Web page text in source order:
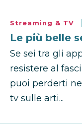
Streaming & TV
Le più belle
Se sei tra gli
resistere al
puoi perderti
tv sulle arti...